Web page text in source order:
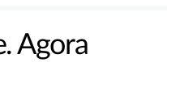
Agora